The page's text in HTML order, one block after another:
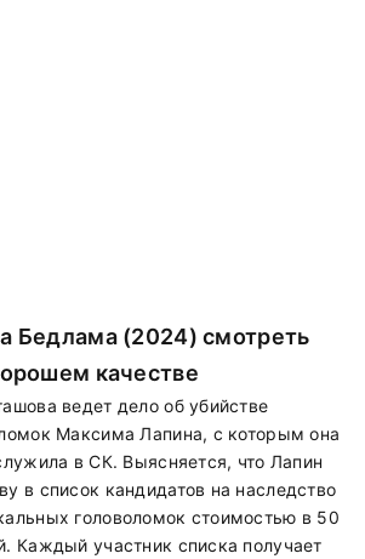
Бедлама (2024) смотреть
качестве
ведет дело об убийстве
Максима Лапина, с которым она
в СК. Выясняется, что Лапин
в список кандидатов на наследство
головоломок стоимостью в 50
Каждый участник списка получает